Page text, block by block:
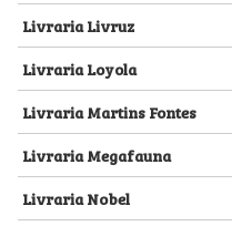
Livraria Livruz
Livraria Loyola
Livraria Martins Fontes
Livraria Megafauna
Livraria Nobel